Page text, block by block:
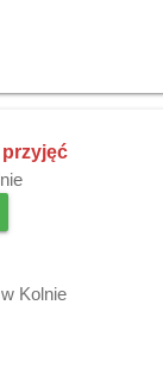
Kolnie